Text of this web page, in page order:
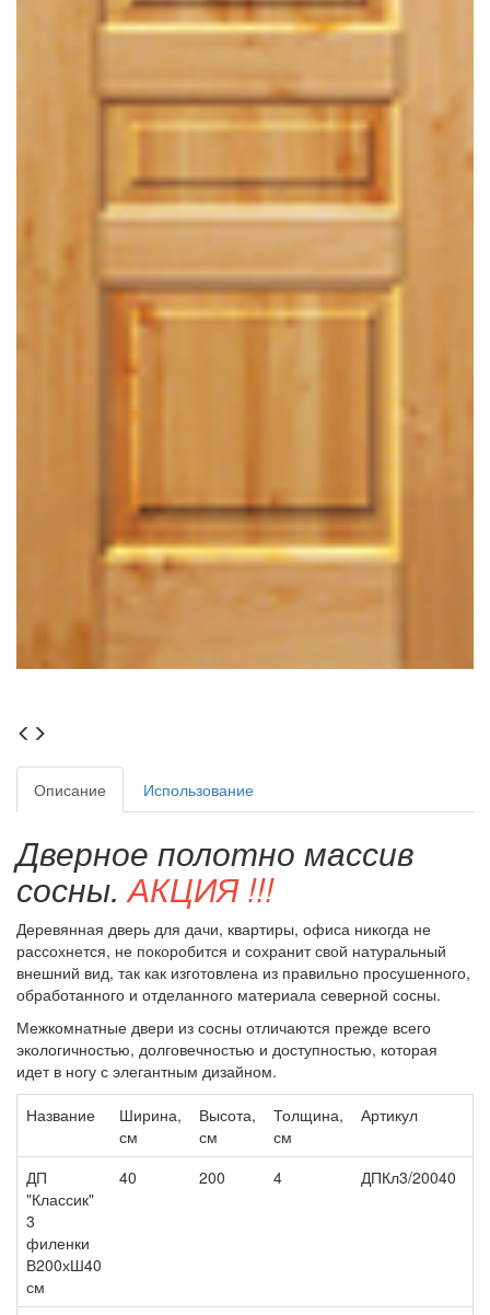
Описание Использование
Дверное полотно массив
сосны. АКЦИЯ !!!
Деревянная дверь для дачи, квартиры, офиса никогда не
рассохнется, не покоробится и сохранит свой натуральный
внешний вид, так как изготовлена из правильно просушенного,
обработанного и отделанного материала северной сосны.
Межкомнатные двери из сосны отличаются прежде всего
экологичностью, долговечностью и доступностью, которая
идет в ногу с элегантным дизайном.
Название
Ширина,
см
Высота,
см
Толщина,
см
Артикул
ДП
"Классик"
3
филенки
В200хШ40
см
40 200 4 ДПКл3/20040